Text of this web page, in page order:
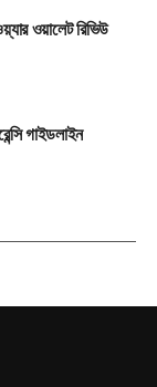
ওয়ালেট রিভিউ
গাইডলাইন